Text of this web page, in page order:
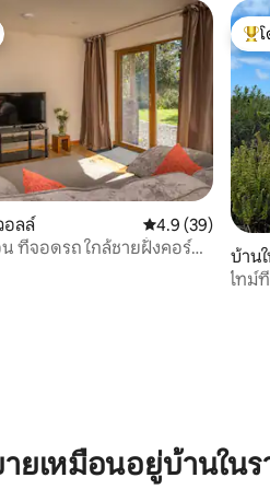
รีวิว
อลล์ คะแนนเฉลี่ย 4.9
4.9 (39)
ที่จอดรถ ใกล้ชายฝั่งคอร์น
โด
บ้าน
ไทม์
ยเหมือนอยู่บ้านใน